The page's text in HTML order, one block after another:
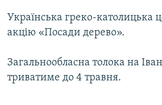
Українська греко-католицька
акцію «Посади дерево».
Загальнообласна толока на
триватиме до 4 травня.